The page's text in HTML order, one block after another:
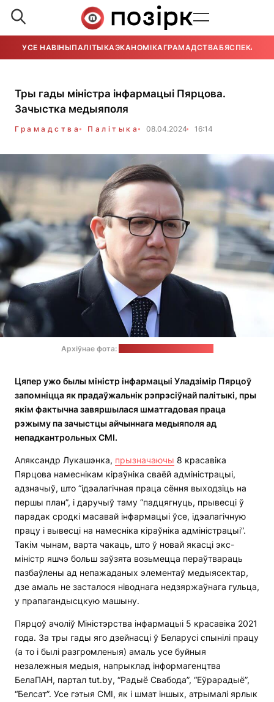
УСЕ НАВІНЫПАЛІТЫКАЭКАНОМІКАГРАМАДСТВАБЯСПЕКА
Тры гады міністра інфармацыі Пярцова.
Зачыстка медыяполя
Грамадства Палітыка 08.04.2024 16:14
Архіўнае фота:
Цяпер ужо былы міністр інфармацыі Уладзімір Пярцоў
запомніцца як прадаўжальнік рэпрэсіўнай палітыкі, пры
якім фактычна завяршылася шматгадовая праца
рэжыму па зачыстцы айчыннага медыяполя ад
непадкантрольных СМІ.
Аляксандр Лукашэнка, прызначаючы 8 красавіка
Пярцова намеснікам кіраўніка сваёй адміністрацыі,
адзначыў, што “ідэалагічная праца сёння выходзіць на
першы план”, і даручыў таму “падцягнуць, прывесці ў
парадак сродкі масавай інфармацыі ўсе, ідэалагічную
працу і вывесці на намесніка кіраўніка адміністрацыі”.
Такім чынам, варта чакаць, што ў новай якасці экс-
міністр яшчэ больш заўзята возьмецца пераўтвараць
пазбаўлены ад непажаданых элементаў медыясектар,
дзе амаль не засталося ніводнага недзяржаўнага гульца,
у прапагандысцкую машыну.
Пярцоў ачоліў Міністэрства інфармацыі 5 красавіка 2021
года. За тры гады яго дзейнасці ў Беларусі спынілі працу
(а то і былі разгромленыя) амаль усе буйныя
незалежныя медыя, напрыклад інформагенцтва
БелаПАН, партал tut.by, “Радыё Свабода”, “Еўрарадыё”,
“Белсат”. Усе гэтыя СМІ, як і шмат іншых, атрымалі ярлык